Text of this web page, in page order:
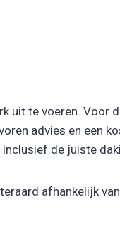
uit te voeren. Voor
advies en een
inclusief de juiste
afhankelijk